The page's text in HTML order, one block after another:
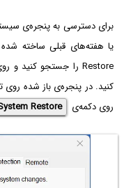
برای دسترسی به پنجره‌ی
روی دکمه‌ی
Restore